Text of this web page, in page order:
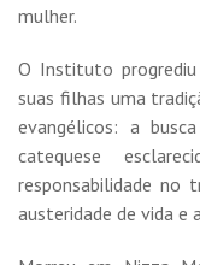
mulher.
O Instituto progrediu
suas filhas uma
evangélicos: a
catequese
responsabilidade no
austeridade de vida e